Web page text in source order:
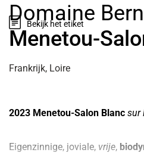
Bekijk het etiket
Domaine
Menetou-
Frankrijk, Loire
2023 Menetou-Salon Blanc sur
Eigenzinnige, joviale, vrije,